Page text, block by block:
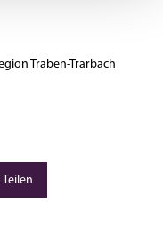
Traben-Trarbach
Teilen